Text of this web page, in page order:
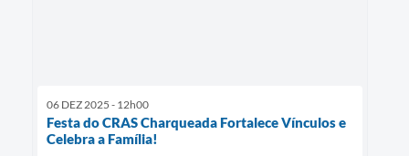
06 DEZ 2025 - 12h00
Festa do CRAS Charqueada Fortalece Vínculos e
Celebra a Família!